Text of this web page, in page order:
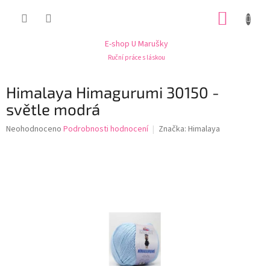
E-shop U Marušky
Ruční práce s láskou
Himalaya Himagurumi 30150 -
světle modrá
Průměrné
Neohodnoceno Podrobnosti hodnocení Značka: Himalaya